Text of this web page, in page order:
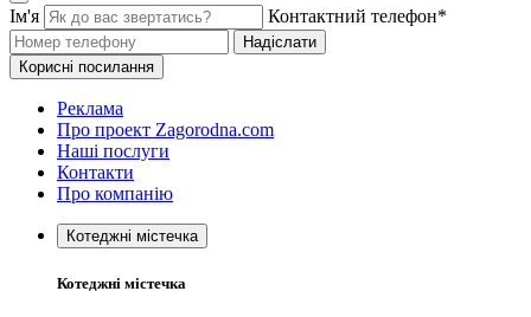
Ім'я Контактний телефон*
Надіслати
Корисні посилання
Реклама
Про проект Zagorodna.com
Наші послуги
Контакти
Про компанію
Котеджні містечка
Котеджні містечка